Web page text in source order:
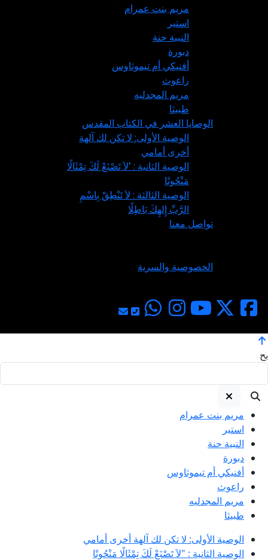
مريم بنت عمرام
استير
النبية حنة
دبورة
أفنيكي أم تيموثاوس
راعوث
مريم المجدليه
طبيثا
الوصايا العشر في الكتاب المقدس
الوصية الأولى: لا تكن لك آلهة
أخرى أمامي
الوصية الثانية : "لاَ تَصْنَعْ لَكَ تِمْثَالًا
مَنْحُوتًا
الوصية الثالثة : لاَ تَنْطِقْ بِاسْمِ
الرَّبِّ إِلهِكَ بَاطِلًا
تواصل معنا
الخصوصية والسرية
بح
مريم بنت عمرام
استير
النبية حنة
دبورة
أفنيكي أم تيموثاوس
راعوث
مريم المجدليه
طبيثا
الوصية الأولى: لا تكن لك آلهة أخرى أمامي
الوصية الثانية : "لاَ تَصْنَعْ لَكَ تِمْثَالًا مَنْحُوتًا